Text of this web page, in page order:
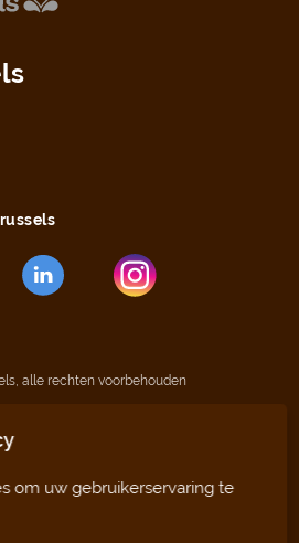
alle rechten voorbehouden
om uw gebruikerservaring te